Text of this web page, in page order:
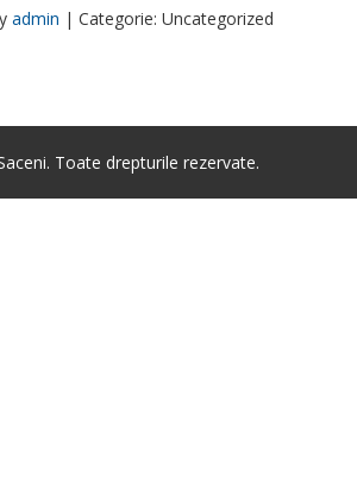
admin | Categorie: Uncategorized
Toate drepturile rezervate.